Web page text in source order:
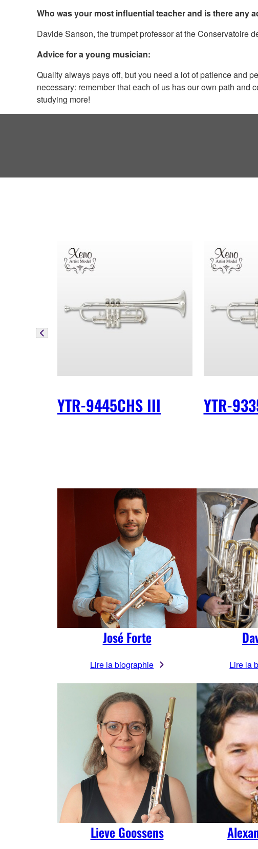
Who was your most influential teacher and is there any
Davide Sanson, the trumpet professor at the Conservatoire
Advice for a young musician:
Quality always pays off, but you need a lot of patience and
necessary: remember that each of us has our own path and
studying more!
YTR-9445CHS III YTR-
José Forte
Lire la biographie Lire la
Lieve Goossens